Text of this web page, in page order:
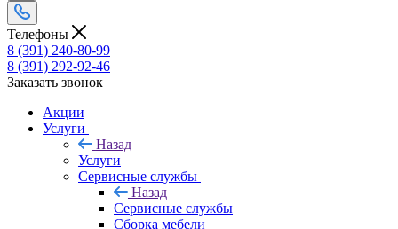
Телефоны
8 (391) 240-80-99
8 (391) 292-92-46
Заказать звонок
Акции
Услуги
Назад
Услуги
Сервисные службы
Назад
Сервисные службы
Сборка мебели